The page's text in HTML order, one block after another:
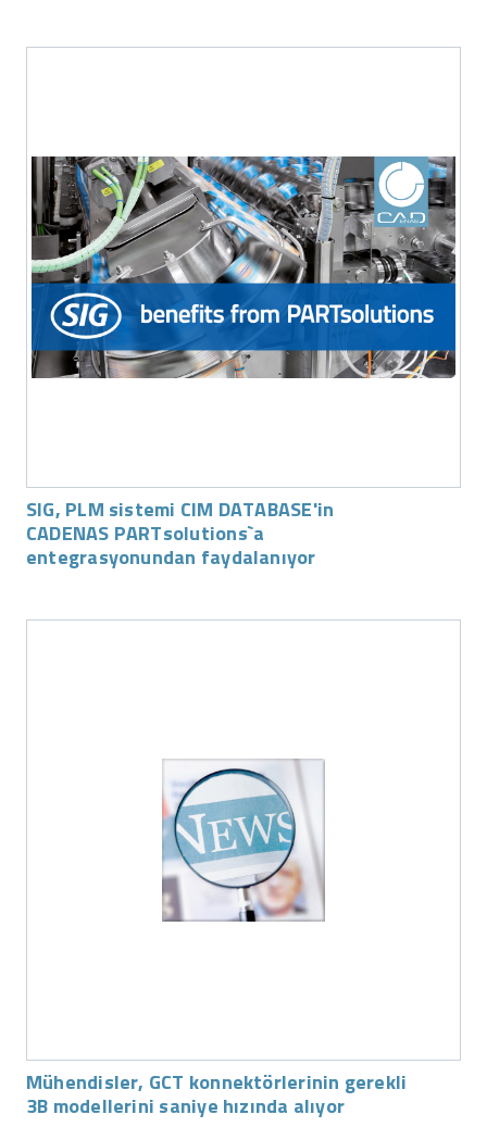
SIG, PLM sistemi CIM DATABASE'in
CADENAS PARTsolutions`a
entegrasyonundan faydalanıyor
Mühendisler, GCT konnektörlerinin gerekli
3B modellerini saniye hızında alıyor